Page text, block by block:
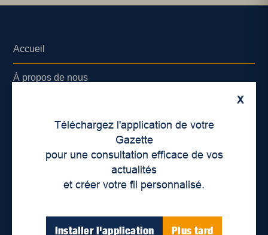
X
Téléchargez l'application de votre
Gazette
pour une consultation efficace de vos
actualités
et créer votre fil personnalisé.
Installer l'application Plus tard
Accueil
À propos de nous
Lieux de distribution